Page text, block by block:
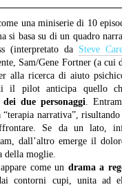
una miniserie di 10
si basa su di un quadro
(interpretato da Steve
Sam/Gene Fortner (a cui
alla ricerca di aiuto
il pilot anticipa quello
dei due personaggi.
“terapia narrativa”,
Se da un lato,
dall’altro emerge il
della moglie.
come un drama a
contorni cupi, unita ad